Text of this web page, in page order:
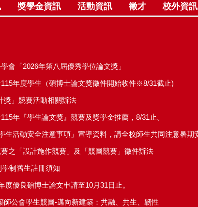
獎學金資訊 活動資訊 徵才 校外資訊
會「2026年第八屆優秀學位論文獎」
115年度學生（碩博士論文獎徵件開始收件※8/31截止)
獎」競賽活動相關辦法
年『學生論文獎』競賽及獎學金推薦，8/31止。
之「設計施作競賽」及「競圖競賽」徵件辦法
學制舊生註冊須知
度優良碩博士論文申請至10月31日止。
師公會學生競圖-邁向新建築：共融、共生、韌性